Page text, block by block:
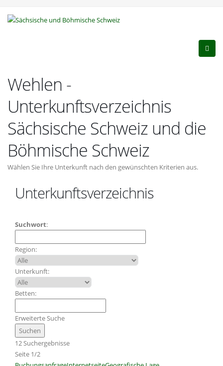
Wehlen -
Unterkunftsverzeichnis
Sächsische Schweiz und die
Böhmische Schweiz
Wählen Sie Ihre Unterkunft nach den gewünschten Kriterien aus.
Unterkunftsverzeichnis
Suchwort:
Region:
Unterkunft:
Betten:
Erweiterte Suche
12 Suchergebnisse
Seite 1/2